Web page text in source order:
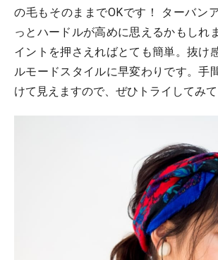
の毛もそのままでOKです！ ターバン
っとハードルが高めに思えるかもしれ
イントを押さえればとても簡単。抜け
ルモードスタイルに早変わりです。手
けて見えますので、ぜひトライしてみて